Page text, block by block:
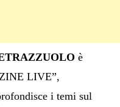
è
LIVE”,
i temi sul